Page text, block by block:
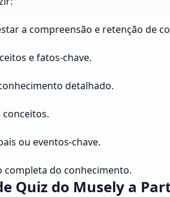
a compreensão e retenção de
e fatos-chave.
detalhado.
ou eventos-chave.
completa do conhecimento.
Quiz do Musely a